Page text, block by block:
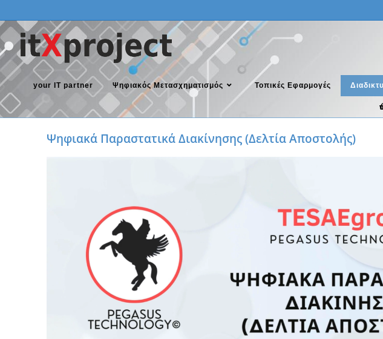
your IT partner Ψηφιακός Μετασχηματισμός Τοπικές Εφαρμογές
Ψηφιακά Παραστατικά Διακίνησης (Δελτία Αποστολής)